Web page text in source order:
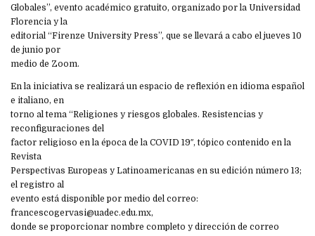
Globales”, evento académico gratuito, organizado por la Universidad
Florencia y la
editorial “Firenze University Press”, que se llevará a cabo el jueves 10
de junio por
medio de Zoom.
En la iniciativa se realizará un espacio de reflexión en idioma español
e italiano, en
torno al tema “Religiones y riesgos globales. Resistencias y
reconfiguraciones del
factor religioso en la época de la COVID 19″, tópico contenido en la
Revista
Perspectivas Europeas y Latinoamericanas en su edición número 13;
el registro al
evento está disponible por medio del correo:
francescogervasi@uadec.edu.mx,
donde se proporcionar nombre completo y dirección de correo